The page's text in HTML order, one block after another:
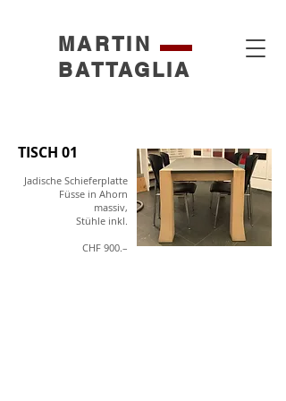
MARTIN
BATTAGLIA
TISCH 01
Jadische Schieferplatte
Füsse in Ahorn
massiv,
Stühle inkl.
CHF 900.–